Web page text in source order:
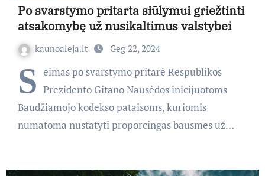
Po svarstymo pritarta siūlymui griežtinti
atsakomybę už nusikaltimus valstybei
kaunoaleja.lt Geg 22, 2024
S eimas po svarstymo pritarė Respublikos
Prezidento Gitano Nausėdos inicijuotoms
Baudžiamojo kodekso pataisoms, kuriomis
numatoma nustatyti proporcingas bausmes už…